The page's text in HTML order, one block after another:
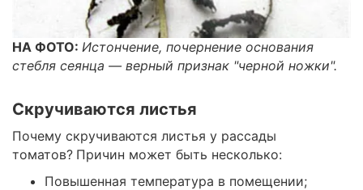
НА ФОТО: Истончение, почернение основания
стебля сеянца — верный признак "черной ножки".
Скручиваются листья
Почему скручиваются листья у рассады
томатов? Причин может быть несколько:
Повышенная температура в помещении;